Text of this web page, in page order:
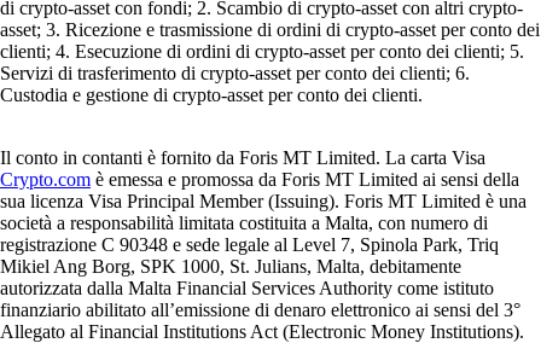
di crypto-asset con fondi; 2. Scambio di crypto-asset con altri crypto-
asset; 3. Ricezione e trasmissione di ordini di crypto-asset per conto dei
clienti; 4. Esecuzione di ordini di crypto-asset per conto dei clienti; 5.
Servizi di trasferimento di crypto-asset per conto dei clienti; 6.
Custodia e gestione di crypto-asset per conto dei clienti.
Il conto in contanti è fornito da Foris MT Limited. La carta Visa
Crypto.com è emessa e promossa da Foris MT Limited ai sensi della
sua licenza Visa Principal Member (Issuing). Foris MT Limited è una
società a responsabilità limitata costituita a Malta, con numero di
registrazione C 90348 e sede legale al Level 7, Spinola Park, Triq
Mikiel Ang Borg, SPK 1000, St. Julians, Malta, debitamente
autorizzata dalla Malta Financial Services Authority come istituto
finanziario abilitato all’emissione di denaro elettronico ai sensi del 3°
Allegato al Financial Institutions Act (Electronic Money Institutions).